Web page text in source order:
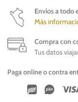
Envíos a todo
Más
Compra con
Tus datos
Paga online o contra
Wirecard
Vipps